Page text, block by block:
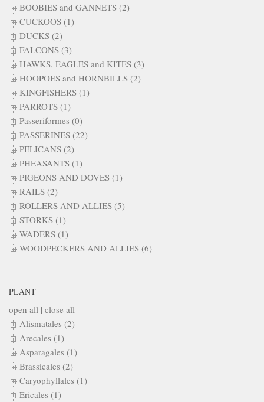
BOOBIES and GANNETS (2)
CUCKOOS (1)
DUCKS (2)
FALCONS (3)
HAWKS, EAGLES and KITES (3)
HOOPOES and HORNBILLS (2)
KINGFISHERS (1)
PARROTS (1)
Passeriformes (0)
PASSERINES (22)
PELICANS (2)
PHEASANTS (1)
PIGEONS AND DOVES (1)
RAILS (2)
ROLLERS AND ALLIES (5)
STORKS (1)
WADERS (1)
WOODPECKERS AND ALLIES (6)
PLANT
open all | close all
Alismatales (2)
Arecales (1)
Asparagales (1)
Brassicales (2)
Caryophyllales (1)
Ericales (1)